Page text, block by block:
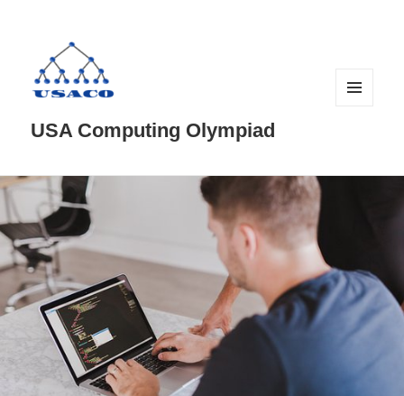
USA Computing Olympiad